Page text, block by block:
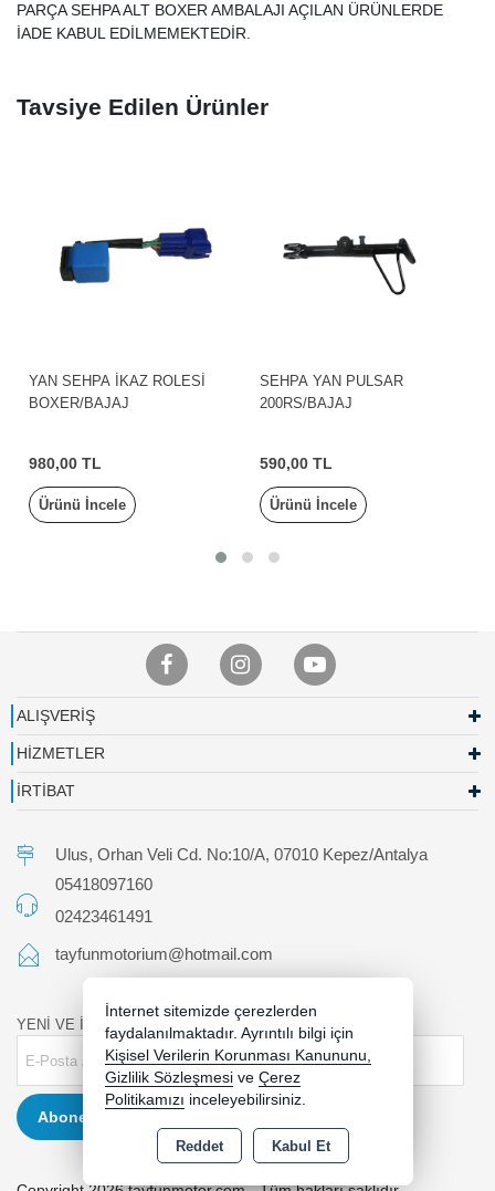
PARÇA SEHPA ALT BOXER AMBALAJI AÇILAN ÜRÜNLERDE
İADE KABUL EDİLMEMEKTEDİR.
Tavsiye Edilen Ürünler
YAN SEHPA İKAZ ROLESİ
BOXER/BAJAJ
980,00 TL
Ürünü İncele
SEHPA YAN PULSAR
200RS/BAJAJ
590,00 TL
Ürünü İncele
ALIŞVERİŞ
HİZMETLER
İRTİBAT
Ulus, Orhan Veli Cd. No:10/A, 07010 Kepez/Antalya
05418097160
02423461491
tayfunmotorium@hotmail.com
YENİ VE İNDİRİMLİ ÜRÜNLERDEN HABERDAR OLUN !
Abone Ol
İnternet sitemizde çerezlerden
faydalanılmaktadır. Ayrıntılı bilgi için
Kişisel Verilerin Korunması Kanununu,
Gizlilik Sözleşmesi ve Çerez
Politikamızı inceleyebilirsiniz.
Reddet Kabul Et